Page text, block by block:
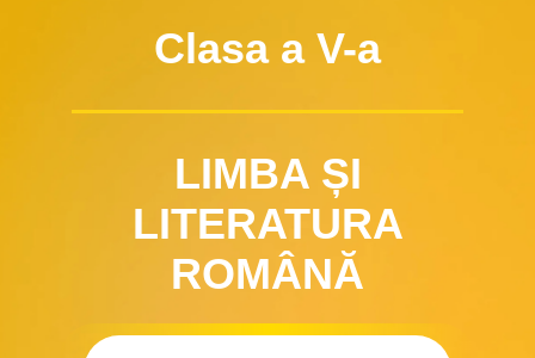
Clasa a V-a
LIMBA ȘI
LITERATURA
ROMÂNĂ